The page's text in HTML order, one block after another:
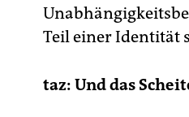
Teil einer Identität
taz: Und das